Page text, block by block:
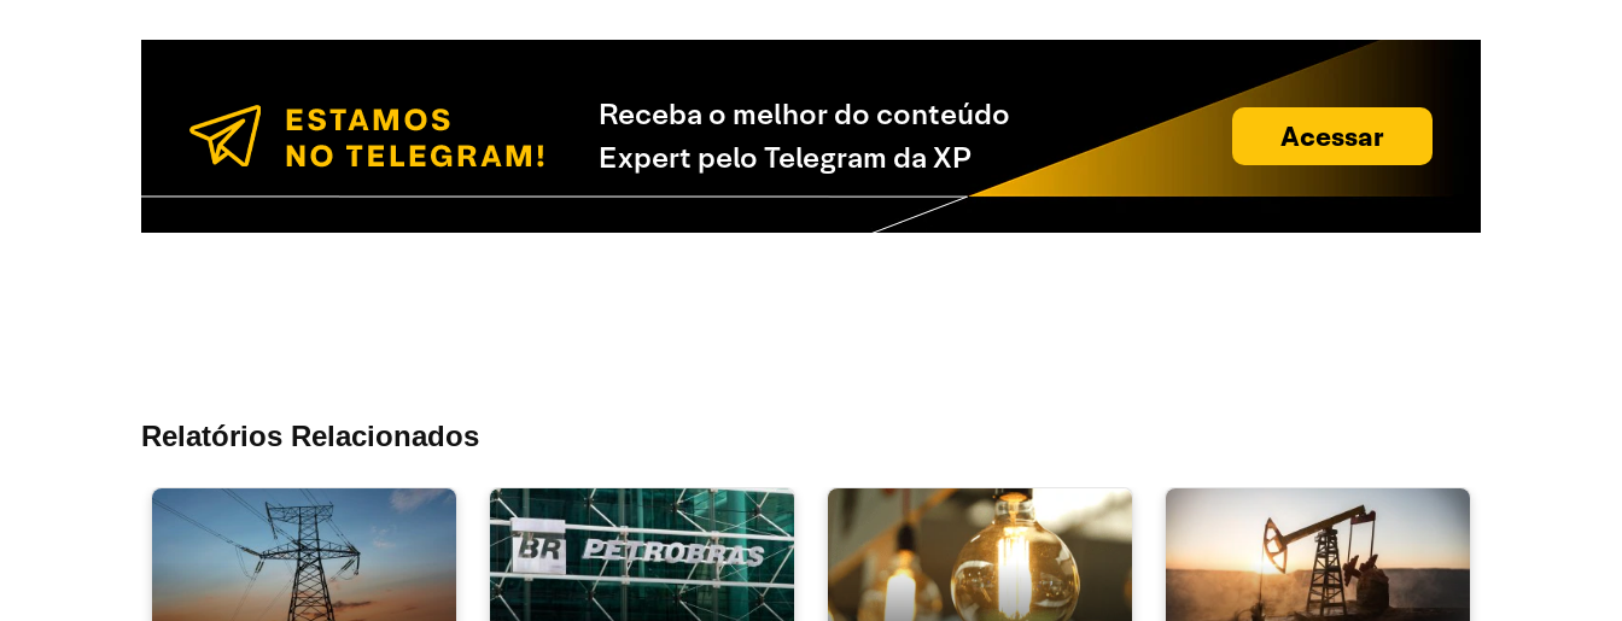
Receba o melhor do conteúdo
Expert pelo Telegram da XP
Acessar
Relatórios Relacionados